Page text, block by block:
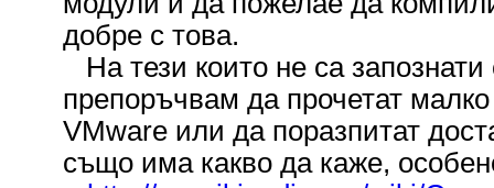
добре с това.
На тези които не са
препоръчвам да прочетат
VMware или да поразпитат
също има какво да каже,